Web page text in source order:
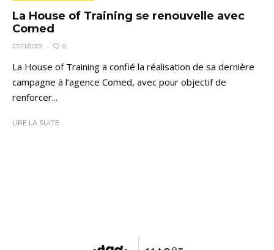
La House of Training se renouvelle avec
Comed
27/11/2022 · 0
La House of Training a confié la réalisation de sa dernière
campagne à l’agence Comed, avec pour objectif de
renforcer...
LIRE LA SUITE